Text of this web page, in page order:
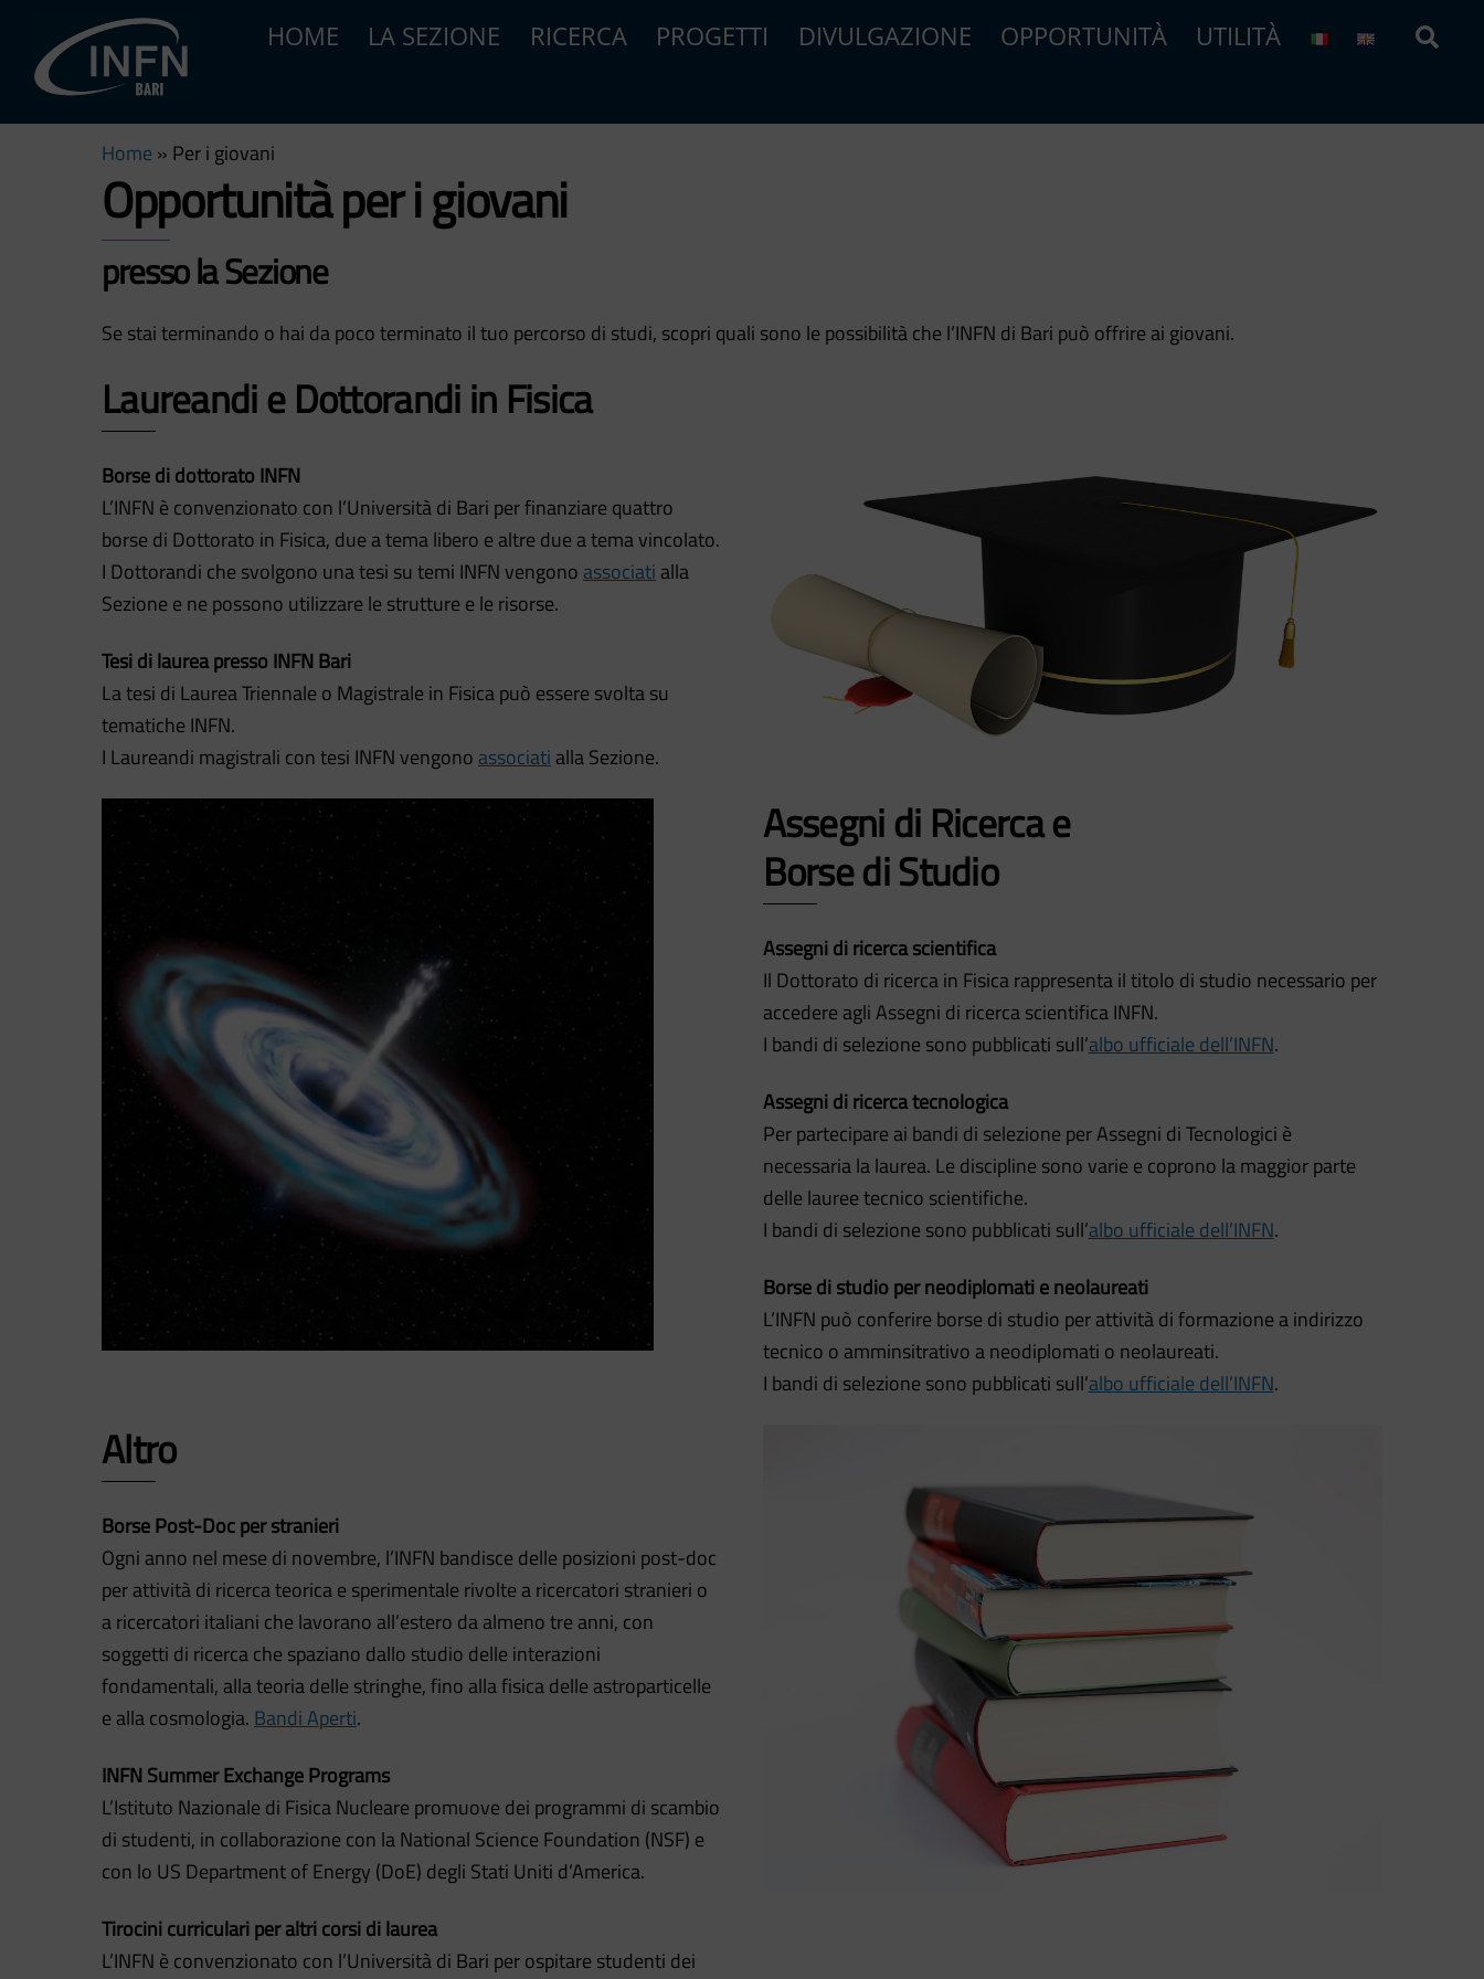
content
HOME LA SEZIONE RICERCA PROGETTI DIVULGAZIONE OPPORTUNITÀ UTILITÀ
Home » Per i giovani
Opportunità per i giovani
presso la Sezione
Se stai terminando o hai da poco terminato il tuo percorso di studi, scopri quali sono le possibilità che l’INFN di Bari può offrire ai giovani.
Laureandi e Dottorandi in Fisica
Borse di dottorato INFN
L’INFN è convenzionato con l’Università di Bari per finanziare quattro
borse di Dottorato in Fisica, due a tema libero e altre due a tema vincolato.
I Dottorandi che svolgono una tesi su temi INFN vengono associati alla
Sezione e ne possono utilizzare le strutture e le risorse.
Tesi di laurea presso INFN Bari
La tesi di Laurea Triennale o Magistrale in Fisica può essere svolta su
tematiche INFN.
I Laureandi magistrali con tesi INFN vengono associati alla Sezione.
Assegni di Ricerca e
Borse di Studio
Assegni di ricerca scientifica
Il Dottorato di ricerca in Fisica rappresenta il titolo di studio necessario per
accedere agli Assegni di ricerca scientifica INFN.
I bandi di selezione sono pubblicati sull’albo ufficiale dell’INFN.
Assegni di ricerca tecnologica
Per partecipare ai bandi di selezione per Assegni di Tecnologici è
necessaria la laurea. Le discipline sono varie e coprono la maggior parte
delle lauree tecnico scientifiche.
I bandi di selezione sono pubblicati sull’albo ufficiale dell’INFN.
Borse di studio per neodiplomati e neolaureati
L’INFN può conferire borse di studio per attività di formazione a indirizzo
tecnico o amminsitrativo a neodiplomati o neolaureati.
I bandi di selezione sono pubblicati sull’albo ufficiale dell’INFN.
Altro
Borse Post-Doc per stranieri
Ogni anno nel mese di novembre, l’INFN bandisce delle posizioni post-doc
per attività di ricerca teorica e sperimentale rivolte a ricercatori stranieri o
a ricercatori italiani che lavorano all’estero da almeno tre anni, con
soggetti di ricerca che spaziano dallo studio delle interazioni
fondamentali, alla teoria delle stringhe, fino alla fisica delle astroparticelle
e alla cosmologia. Bandi Aperti.
INFN Summer Exchange Programs
L’Istituto Nazionale di Fisica Nucleare promuove dei programmi di scambio
di studenti, in collaborazione con la National Science Foundation (NSF) e
con lo US Department of Energy (DoE) degli Stati Uniti d’America.
Tirocini curriculari per altri corsi di laurea
L’INFN è convenzionato con l’Università di Bari per ospitare studenti dei